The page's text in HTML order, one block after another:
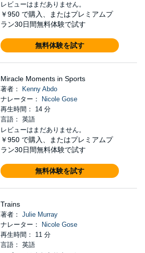
レビューはまだありません。
￥950 で購入、またはプレミアムプ
ラン30日間無料体験で試す
無料体験を試す
Miracle Moments in Sports
著者：
Kenny Abdo
ナレーター：
Nicole Gose
再生時間： 14 分
言語： 英語
レビューはまだありません。
￥950 で購入、またはプレミアムプ
ラン30日間無料体験で試す
無料体験を試す
Trains
著者： Julie Murray
ナレーター：
Nicole Gose
再生時間： 11 分
言語： 英語